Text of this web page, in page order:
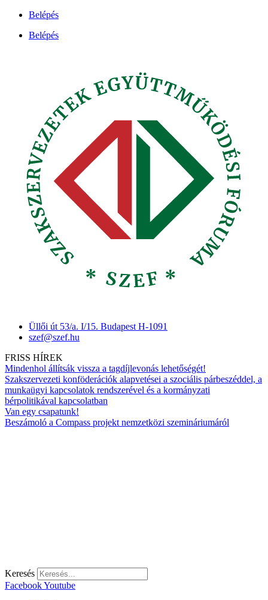
Ugrás
tartalomhoz
Belépés
Belépés
Üllői út 53/a. I/15. Budapest H-1091
szef@szef.hu
FRISS HÍREK
Mindenhol állítsák vissza a tagdíjlevonás lehetőségét!
Szakszervezeti konföderációk alapvetései a szociális párbeszéddel, a
munkaügyi kapcsolatok rendszerével és a kormányzati
bérpolitikával kapcsolatban
Van egy csapatunk!
Beszámoló a Compass projekt nemzetközi szemináriumáról
Keresés
FacebookYoutube